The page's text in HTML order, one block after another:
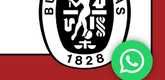
prestadoras de servicio se
hacer los cambios necesarios en
de viaje, itinerarios aéreos,
para garantizar el éxito de
Estos cambios son aceptados de